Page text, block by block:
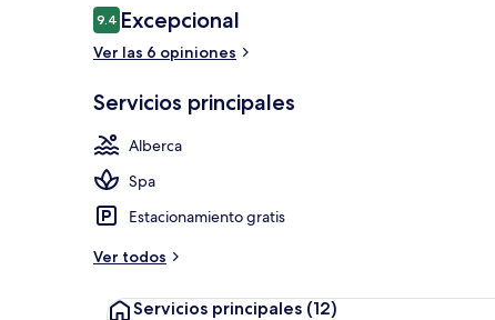
Opiniones
9.49.4 de 10,
Excepcional
Ver las 6 opiniones
Servicios principales
Alberca
Spa
Estacionamiento gratis
Ver todos
Servicios principales (12)